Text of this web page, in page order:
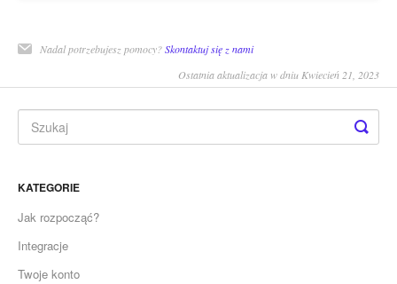
Nadal potrzebujesz pomocy?Skontaktuj się z nami
Ostatnia aktualizacja w dniu Kwiecień 21, 2023
KATEGORIE
Jak rozpocząć?
Integracje
Twoje konto